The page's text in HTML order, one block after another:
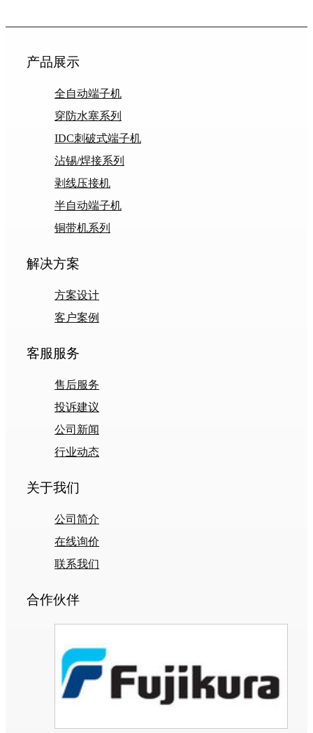
产品展示
全自动端子机
穿防水塞系列
IDC刺破式端子机
沾锡/焊接系列
剥线压接机
半自动端子机
铜带机系列
解决方案
方案设计
客户案例
客服服务
售后服务
投诉建议
公司新闻
行业动态
关于我们
公司简介
在线询价
联系我们
合作伙伴